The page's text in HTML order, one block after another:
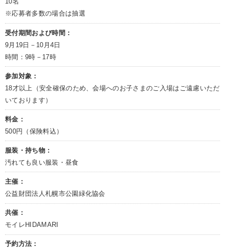
※応募者多数の場合は抽選
受付期間および時間：
9月19日－10月4日
時間：9時－17時
参加対象：
18才以上（安全確保のため、会場へのお子さまのご入場はご遠慮いただ
いております）
料金：
500円（保険料込）
服装・持ち物：
汚れても良い服装・昼食
主催：
公益財団法人札幌市公園緑化協会
共催：
モイレHIDAMARI
予約方法：